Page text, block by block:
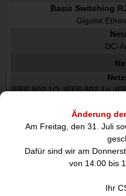
Änderung
Am Freitag, den 31. Juli
Dafür sind wir am
von 14.00 bis
Ihr
Basic Switching
Gigabit
DC-
IEEE 802.1Q, IEEE 802.1p,
10G-
Port-
Unterstützung